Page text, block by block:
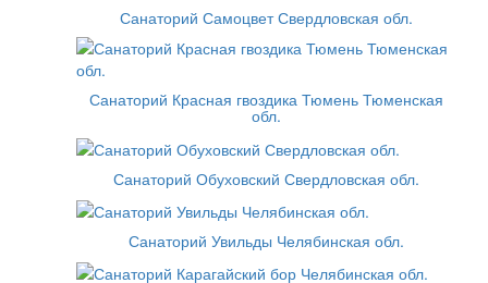
Санаторий Самоцвет Свердловская обл.
Санаторий Красная гвоздика Тюмень Тюменская
обл.
Санаторий Обуховский Свердловская обл.
Санаторий Увильды Челябинская обл.